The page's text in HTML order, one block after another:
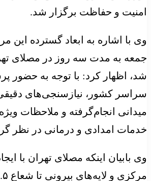
امنیت و حفاظت برگزار شد.
وی با اشاره به ابعاد گسترده این
جمعه به مدت سه روز در مصلای
شد، اظهار کرد: با توجه به حضور
سراسر کشور، نیازسنجی‌های
میدانی انجام‌گرفته و ملاحظات
خدمات امدادی و درمانی در نظر
وی بابیان اینکه مصلای تهران با